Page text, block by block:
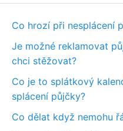
Co hrozí při nesplácení
Je možné reklamovat
chci stěžovat?
Co je to splátkový
splácení půjčky?
Co dělat když nemohu